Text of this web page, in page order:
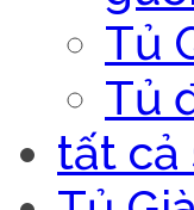
Tủ
Tủ
tất cả